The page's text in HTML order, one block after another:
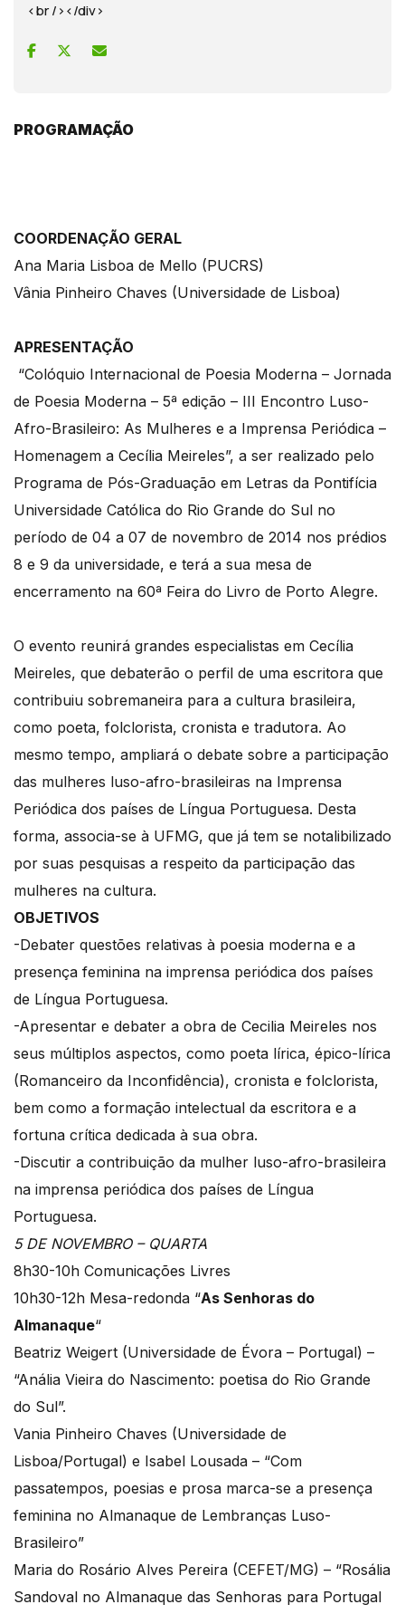
<br /></div>
PROGRAMAÇÃO
COORDENAÇÃO GERAL
Ana Maria Lisboa de Mello (PUCRS)
Vânia Pinheiro Chaves (Universidade de Lisboa)
APRESENTAÇÃO
“Colóquio Internacional de Poesia Moderna – Jornada
de Poesia Moderna – 5ª edição – III Encontro Luso-
Afro-Brasileiro: As Mulheres e a Imprensa Periódica –
Homenagem a Cecília Meireles”, a ser realizado pelo
Programa de Pós-Graduação em Letras da Pontifícia
Universidade Católica do Rio Grande do Sul no
período de 04 a 07 de novembro de 2014 nos prédios
8 e 9 da universidade, e terá a sua mesa de
encerramento na 60ª Feira do Livro de Porto Alegre.
O evento reunirá grandes especialistas em Cecília
Meireles, que debaterão o perfil de uma escritora que
contribuiu sobremaneira para a cultura brasileira,
como poeta, folclorista, cronista e tradutora. Ao
mesmo tempo, ampliará o debate sobre a participação
das mulheres luso-afro-brasileiras na Imprensa
Periódica dos países de Língua Portuguesa. Desta
forma, associa-se à UFMG, que já tem se notalibilizado
por suas pesquisas a respeito da participação das
mulheres na cultura.
OBJETIVOS
-Debater questões relativas à poesia moderna e a
presença feminina na imprensa periódica dos países
de Língua Portuguesa.
-Apresentar e debater a obra de Cecilia Meireles nos
seus múltiplos aspectos, como poeta lírica, épico-lírica
(Romanceiro da Inconfidência), cronista e folclorista,
bem como a formação intelectual da escritora e a
fortuna crítica dedicada à sua obra.
-Discutir a contribuição da mulher luso-afro-brasileira
na imprensa periódica dos países de Língua
Portuguesa.
5 DE NOVEMBRO – QUARTA
8h30-10h Comunicações Livres
10h30-12h Mesa-redonda “As Senhoras do
Almanaque“
Beatriz Weigert (Universidade de Évora – Portugal) –
“Anália Vieira do Nascimento: poetisa do Rio Grande
do Sul”.
Vania Pinheiro Chaves (Universidade de
Lisboa/Portugal) e Isabel Lousada – “Com
passatempos, poesias e prosa marca-se a presença
feminina no Almanaque de Lembranças Luso-
Brasileiro”
Maria do Rosário Alves Pereira (CEFET/MG) – “Rosália
Sandoval no Almanaque das Senhoras para Portugal